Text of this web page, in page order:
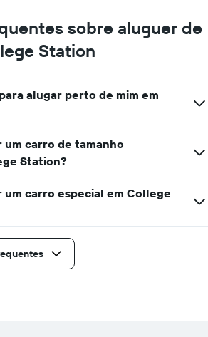
sobre aluguer de
Station
alugar perto de mim em
carro de tamanho
Station?
carro especial em College